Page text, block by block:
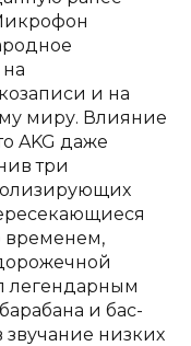
и на
миру. Влияние
AKG даже
три
легендарным
и бас-
низких